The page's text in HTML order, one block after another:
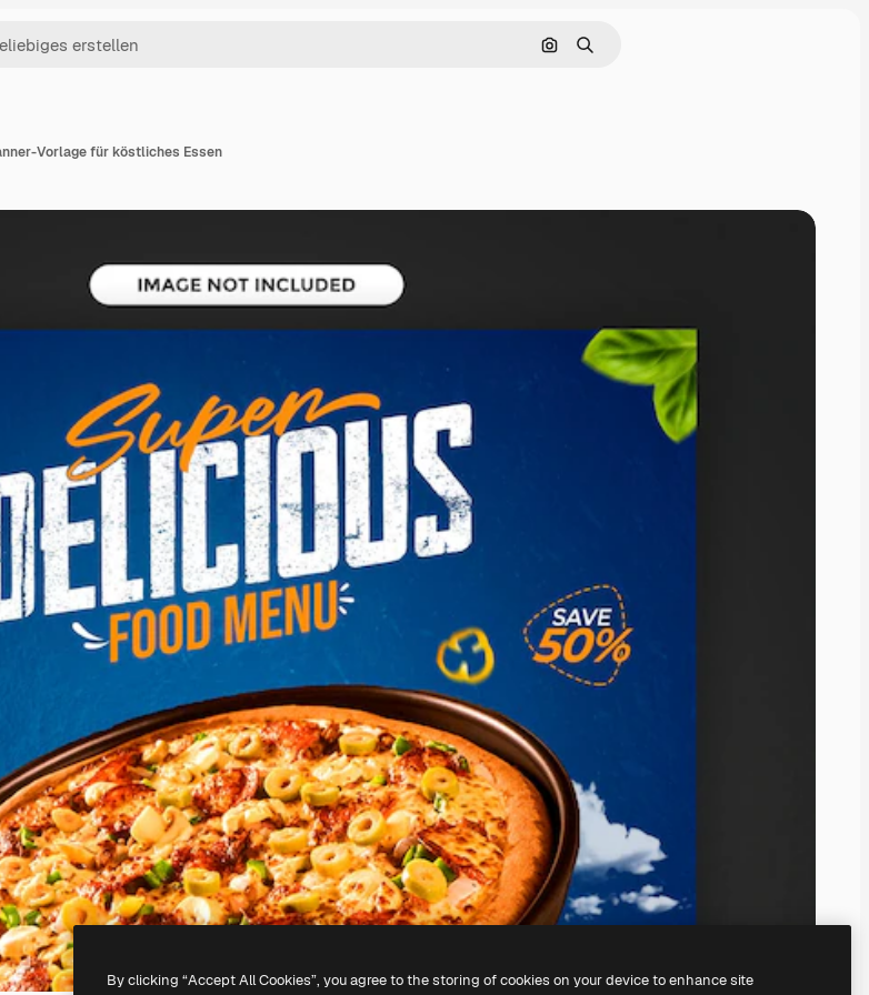
Nach Bild suchen
Suchen
Vorlage für köstliches Essen
By clicking “Accept All Cookies”, you agree to the storing of cookies on your device to enhance site